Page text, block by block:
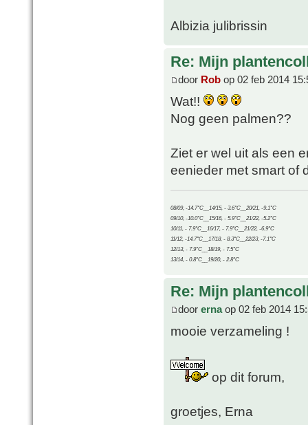
Albizia julibrissin
Re: Mijn
door Rob op 02 feb 2014
Wat!!
Nog geen palmen??
Ziet er wel uit als een
eenieder met smart of
08/09, -14.7°C__14/15, - 3.6°C__20/21, -9.1°C
09/10, -10.0°C__15/16, - 5.9°C__21/22, -5.2°C
10/11, - 7.9°C__16/17, - 7.9°C__21/22, -6.9°C
11/12, -14.7°C__17/18, - 8.3°C__22/23, -7.1°C
12/13, - 7.9°C__18/19, - 7.5°C
13/14, - 0.8°C__19/20, - 2.8°C
Re: Mijn
door ernaop 02 feb 2014
mooie verzameling !
op dit forum,
groetjes, Erna